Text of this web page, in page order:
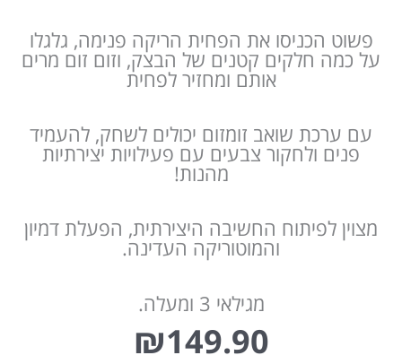
פשוט הכניסו את הפחית הריקה פנימה, גלגלו
על כמה חלקים קטנים של הבצק, וזום זום מרים
אותם ומחזיר לפחית
עם ערכת שואב זומזום יכולים לשחק, להעמיד
פנים ולחקור צבעים עם פעילויות יצירתיות
מהנות!
מצוין לפיתוח החשיבה היצירתית, הפעלת דמיון
והמוטוריקה העדינה.
מגילאי 3 ומעלה.
₪149.90